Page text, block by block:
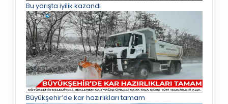
Bu yarışta iyilik kazandı
Büyükşehir’de kar hazırlıkları tamam